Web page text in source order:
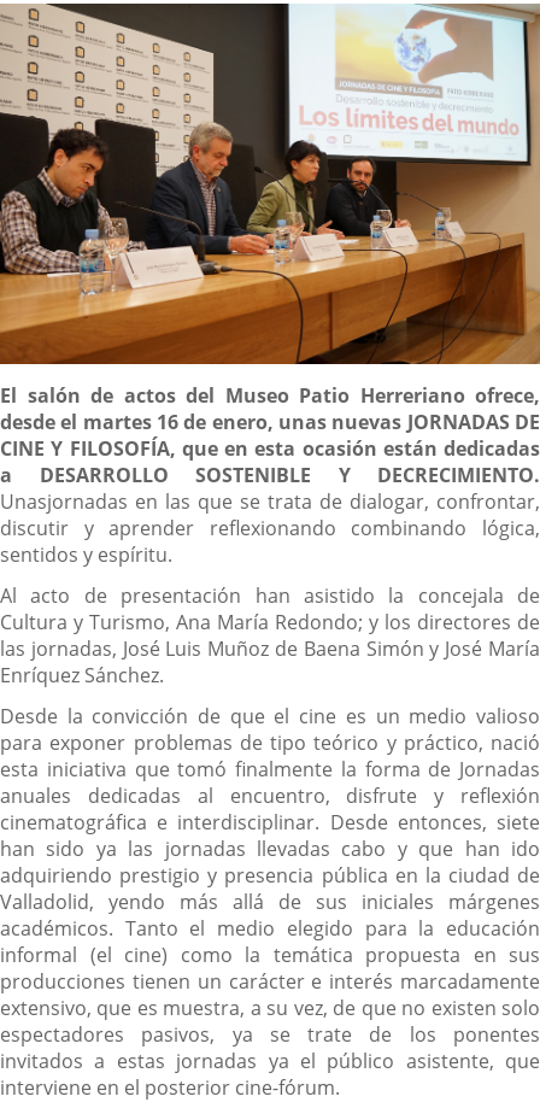
externa.externa.
noticia
Descripción
El salón de actos del Museo Patio Herreriano ofrece,
desde el martes 16 de enero, unas nuevas JORNADAS DE
CINE Y FILOSOFÍA, que en esta ocasión están dedicadas
a DESARROLLO SOSTENIBLE Y DECRECIMIENTO.
Unasjornadas en las que se trata de dialogar, confrontar,
discutir y aprender reflexionando combinando lógica,
sentidos y espíritu.
Al acto de presentación han asistido la concejala de
Cultura y Turismo, Ana María Redondo; y los directores de
las jornadas, José Luis Muñoz de Baena Simón y José María
Enríquez Sánchez.
Desde la convicción de que el cine es un medio valioso
para exponer problemas de tipo teórico y práctico, nació
esta iniciativa que tomó finalmente la forma de Jornadas
anuales dedicadas al encuentro, disfrute y reflexión
cinematográfica e interdisciplinar. Desde entonces, siete
han sido ya las jornadas llevadas cabo y que han ido
adquiriendo prestigio y presencia pública en la ciudad de
Valladolid, yendo más allá de sus iniciales márgenes
académicos. Tanto el medio elegido para la educación
informal (el cine) como la temática propuesta en sus
producciones tienen un carácter e interés marcadamente
extensivo, que es muestra, a su vez, de que no existen solo
espectadores pasivos, ya se trate de los ponentes
invitados a estas jornadas ya el público asistente, que
interviene en el posterior cine-fórum.